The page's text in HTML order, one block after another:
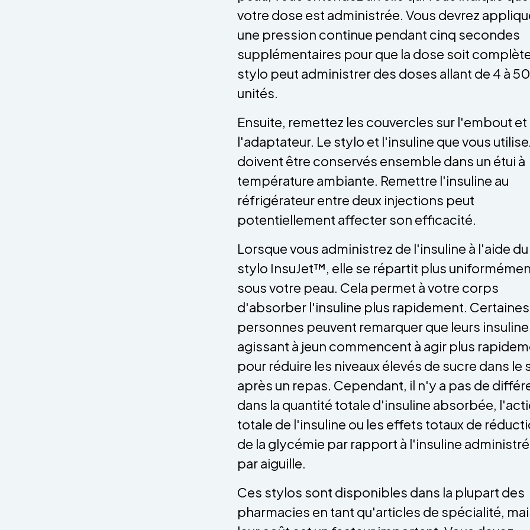
votre dose est administrée. Vous devrez
une pression continue pendant cinq secondes
supplémentaires pour que la dose soit
stylo peut administrer des doses allant de 4 à 50
unités.
Ensuite, remettez les couvercles sur l'embout et
l'adaptateur. Le stylo et l'insuline que vous
doivent être conservés ensemble dans un étui à
température ambiante. Remettre l'insuline au
réfrigérateur entre deux injections peut
potentiellement affecter son efficacité.
Lorsque vous administrez de l'insuline à l'aide du
stylo InsuJet™, elle se répartit plus
sous votre peau. Cela permet à votre corps
d'absorber l'insuline plus rapidement. Certaines
personnes peuvent remarquer que leurs
agissant à jeun commencent à agir plus
pour réduire les niveaux élevés de sucre dans le
après un repas. Cependant, il n'y a pas de
dans la quantité totale d'insuline absorbée,
totale de l'insuline ou les effets totaux de
de la glycémie par rapport à l'insuline
par aiguille.
Ces stylos sont disponibles dans la plupart des
pharmacies en tant qu'articles de spécialité,